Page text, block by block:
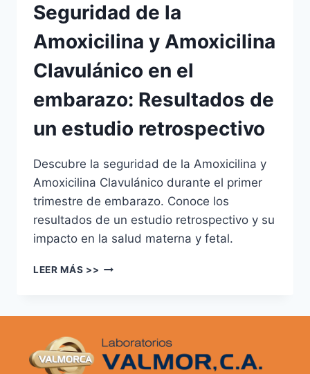
Seguridad de la
Amoxicilina y Amoxicilina
Clavulánico en el
embarazo: Resultados de
un estudio retrospectivo
Descubre la seguridad de la Amoxicilina y
Amoxicilina Clavulánico durante el primer
trimestre de embarazo. Conoce los
resultados de un estudio retrospectivo y su
impacto en la salud materna y fetal.
LEER MÁS >>